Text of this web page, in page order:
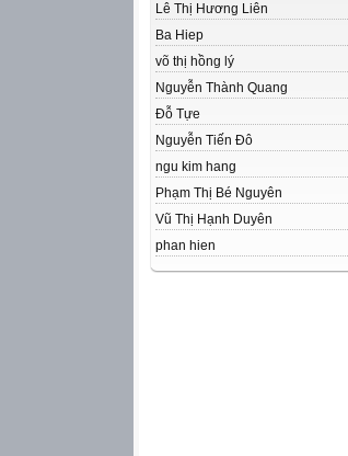
Lê Thị Hương Liên
Ba Hiep
võ thị hồng lý
Nguyễn Thành Quang
Đỗ Tựe
Nguyễn Tiến Đô
ngu kim hang
Phạm Thị Bé Nguyên
Vũ Thị Hạnh Duyên
phan hien